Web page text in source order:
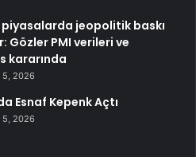
piyasalarda jeopolitik baskı
Gözler PMI verileri ve
kararında
5, 2026
Esnaf Kepenk Açtı
5, 2026